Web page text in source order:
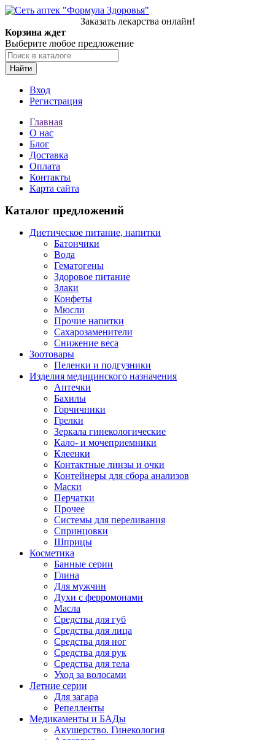
Заказать лекарства онлайн!
Корзина ждет
Выберите любое предложение
Найти
Вход
Регистрация
Главная
О нас
Блог
Доставка
Оплата
Контакты
Карта сайта
Каталог предложений
Диетическое питание, напитки
Батончики
Вода
Гематогены
Здоровое питание
Злаки
Конфеты
Мюсли
Прочие напитки
Сахарозаменители
Снижение веса
Зоотовары
Пеленки и подгузники
Изделия медицинского назначения
Аптечки
Бахилы
Горчичники
Грелки
Зеркала гинекологические
Кало- и мочеприемники
Клеенки
Контактные линзы и очки
Контейнеры для сбора анализов
Маски
Перчатки
Прочее
Системы для переливания
Спринцовки
Шприцы
Косметика
Банные серии
Глина
Для мужчин
Духи с ферромонами
Масла
Средства для губ
Средства для лица
Средства для ног
Средства для рук
Средства для тела
Уход за волосами
Летние серии
Для загара
Репелленты
Медикаменты и БАДы
Акушерство. Гинекология